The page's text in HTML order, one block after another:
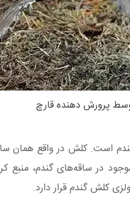
پرورش دهنده قارچ
است. کلش در واقع همان
در ساقه‌‌های گندم، منبع
کلش گندم قرار دارد.